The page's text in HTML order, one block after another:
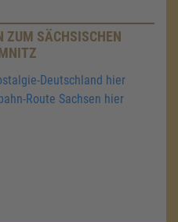
ZUM SÄCHSISCHEN
Deutschland hier
Route Sachsen hier